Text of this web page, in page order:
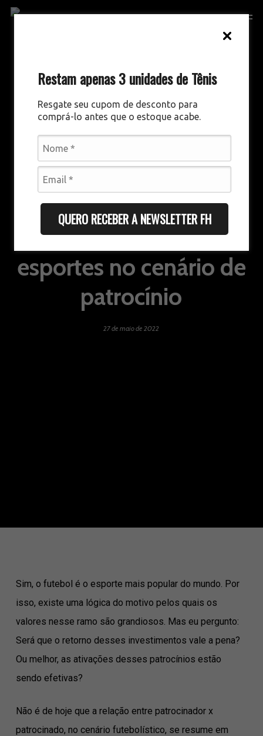
Restam apenas 3 unidades de Tênis
Resgate seu cupom de desconto para
comprá-lo antes que o estoque acabe.
QUERO RECEBER A NEWSLETTER FH
Skip
COMUNICAÇÃO E MARKETING
Futebol e outros
esportes no cenário de
patrocínio
27 de maio de 2022
Sim, o futebol é o esporte mais popular do mundo. Por
isso, existe uma lógica do motivo pelos quais os
valores nesse ramo são grandiosos. Mas eu pergunto:
Será que o retorno desses investimentos vale a pena?
Ou melhor, as ativações desses patrocínios estão
sendo efetivas?
Não é de hoje que a relação entre patrocinador x
patrocinado, no cenário futebolístico, se resume em